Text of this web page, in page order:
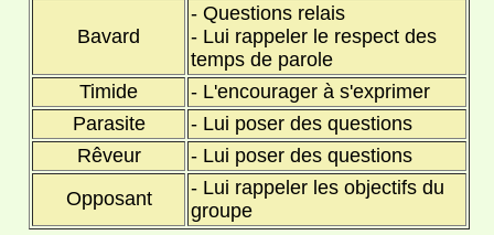
Bavard
- Questions relais
- Lui rappeler le respect des
temps de parole
Timide
- L'encourager à s'exprimer
Parasite
- Lui poser des questions
Rêveur
- Lui poser des questions
Opposant
- Lui rappeler les objectifs du
groupe